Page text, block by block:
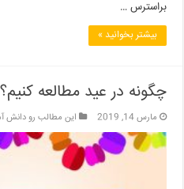
براسترس …
بیشتر بخوانید »
چگونه در عید مطالعه کنیم؟
مارس 14, 2019 این مطالب رو دانش